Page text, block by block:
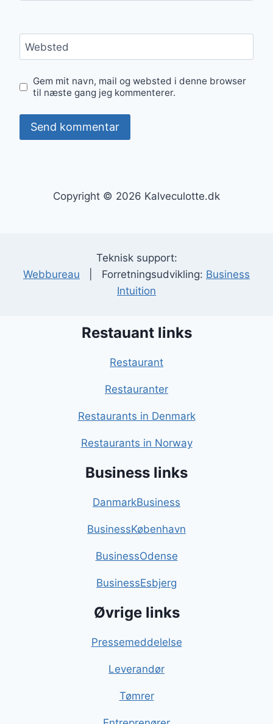
Websted
Gem mit navn, mail og websted i denne browser
til næste gang jeg kommenterer.
Copyright © 2026 Kalveculotte.dk
Teknisk support:
Webbureau | Forretningsudvikling: Business
Intuition
Restauant links
Restaurant
Restauranter
Restaurants in Denmark
Restaurants in Norway
Business links
DanmarkBusiness
BusinessKøbenhavn
BusinessOdense
BusinessEsbjerg
Øvrige links
Pressemeddelelse
Leverandør
Tømrer